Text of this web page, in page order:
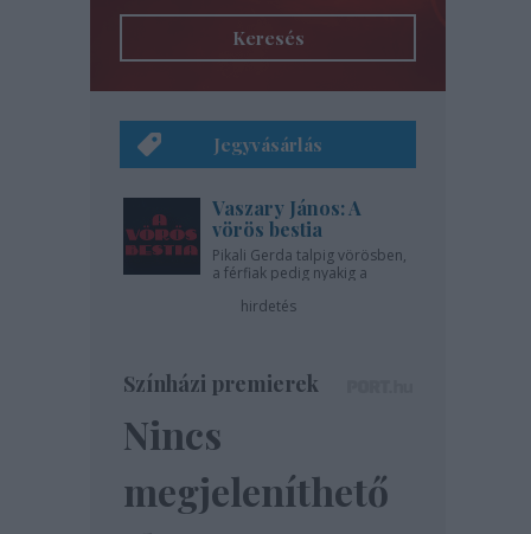
Keresés
Jegyvásárlás
Vaszary János: A
vörös bestia
Pikali Gerda talpig vörösben,
a férfiak pedig nyakig a
hirdetés
Színházi premierek
Nincs
megjeleníthető